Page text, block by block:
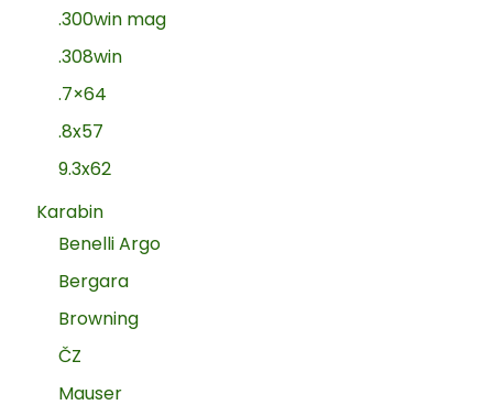
.300win mag
.308win
.7×64
.8x57
9.3x62
Karabin
Benelli Argo
Bergara
Browning
ČZ
Mauser